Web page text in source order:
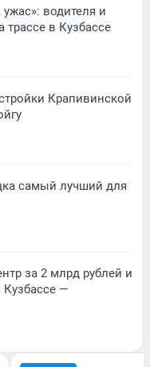
водителя и
трассе в Кузбассе
Крапивинской
самый лучший для
за 2 млрд рублей и
Кузбассе —